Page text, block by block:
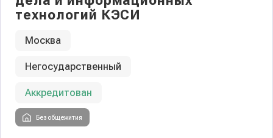
технологий КЭСИ
Москва
Негосударственный
Аккредитован
Без общежития